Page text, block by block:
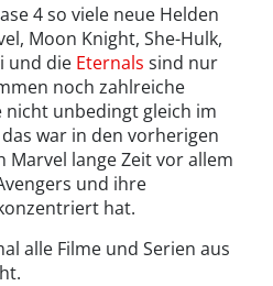
4 so viele neue Helden
Moon Knight, She-Hulk,
und die Eternals sind nur
noch zahlreiche
nicht unbedingt gleich im
war in den vorherigen
Marvel lange Zeit vor allem
und ihre
hat.
alle Filme und Serien aus